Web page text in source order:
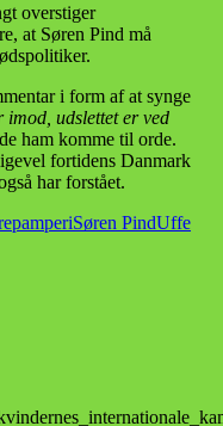
overstiger
at Søren Pind må
i form af at synge
imod, udslettet er ved
ham komme til orde.
fortidens Danmark
har forstået.
pamperiSøren PindUffe